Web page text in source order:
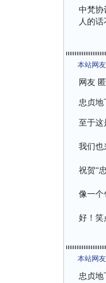
中梵协
人的
本站网
网友
忠贞地
至于这
我们也
祝贺“
像一个
好！笑
本站网
忠贞地